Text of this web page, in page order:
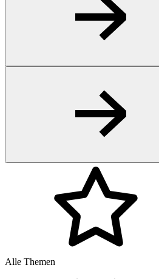
Alle Themen